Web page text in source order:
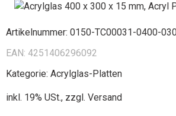
Artikelnummer: 0150-TC00031-0400-
EAN: 4251406296092
Kategorie: Acrylglas-Platten
inkl. 19% USt., zzgl. Versand